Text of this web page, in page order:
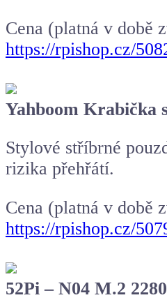
Cena (platná v době
https://rpishop.cz/
Yahboom Krabička
Stylové stříbrné
rizika přehřátí.
Cena (platná v době
https://rpishop.cz/
52Pi – N04 M.2